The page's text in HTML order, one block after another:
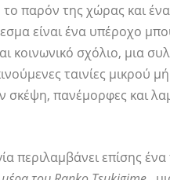
παρόν της χώρας και
είναι ένα υπέροχο
κοινωνικό σχόλιο, μια
ταινίες μικρού
σκέψη, πανέμορφες και
περιλαμβάνει επίσης ένα